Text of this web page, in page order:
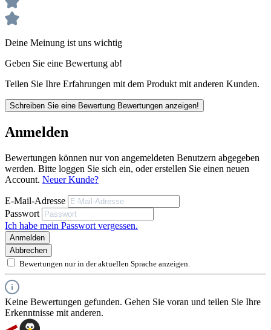
Deine Meinung ist uns wichtig
Geben Sie eine Bewertung ab!
Teilen Sie Ihre Erfahrungen mit dem Produkt mit anderen Kunden.
Schreiben Sie eine Bewertung Bewertungen anzeigen!
Anmelden
Bewertungen können nur von angemeldeten Benutzern abgegeben
werden. Bitte loggen Sie sich ein, oder erstellen Sie einen neuen
Account. Neuer Kunde?
E-Mail-Adresse
Passwort
Ich habe mein Passwort vergessen.
Anmelden
Abbrechen
Bewertungen nur in der aktuellen Sprache anzeigen.
Keine Bewertungen gefunden. Gehen Sie voran und teilen Sie Ihre
Erkenntnisse mit anderen.